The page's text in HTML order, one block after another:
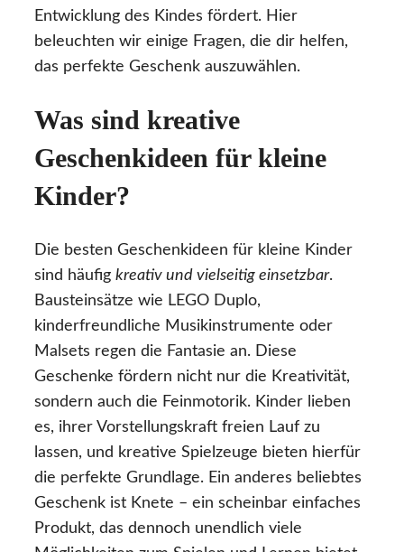
Entwicklung des Kindes fördert. Hier
beleuchten wir einige Fragen, die dir helfen,
das perfekte Geschenk auszuwählen.
Was sind kreative
Geschenkideen für kleine
Kinder?
Die besten Geschenkideen für kleine Kinder
sind häufig kreativ und vielseitig einsetzbar.
Bausteinsätze wie LEGO Duplo,
kinderfreundliche Musikinstrumente oder
Malsets regen die Fantasie an. Diese
Geschenke fördern nicht nur die Kreativität,
sondern auch die Feinmotorik. Kinder lieben
es, ihrer Vorstellungskraft freien Lauf zu
lassen, und kreative Spielzeuge bieten hierfür
die perfekte Grundlage. Ein anderes beliebtes
Geschenk ist Knete – ein scheinbar einfaches
Produkt, das dennoch unendlich viele